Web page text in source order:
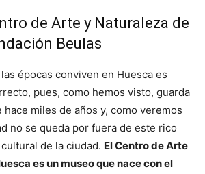
de Arte y Naturaleza de
Beulas
épocas conviven en Huesca es
pues, como hemos visto, guarda
miles de años y, como veremos
no se queda por fuera de este rico
de la ciudad. El Centro de Arte
es un museo que nace con el